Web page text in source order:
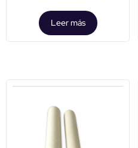
Leer más